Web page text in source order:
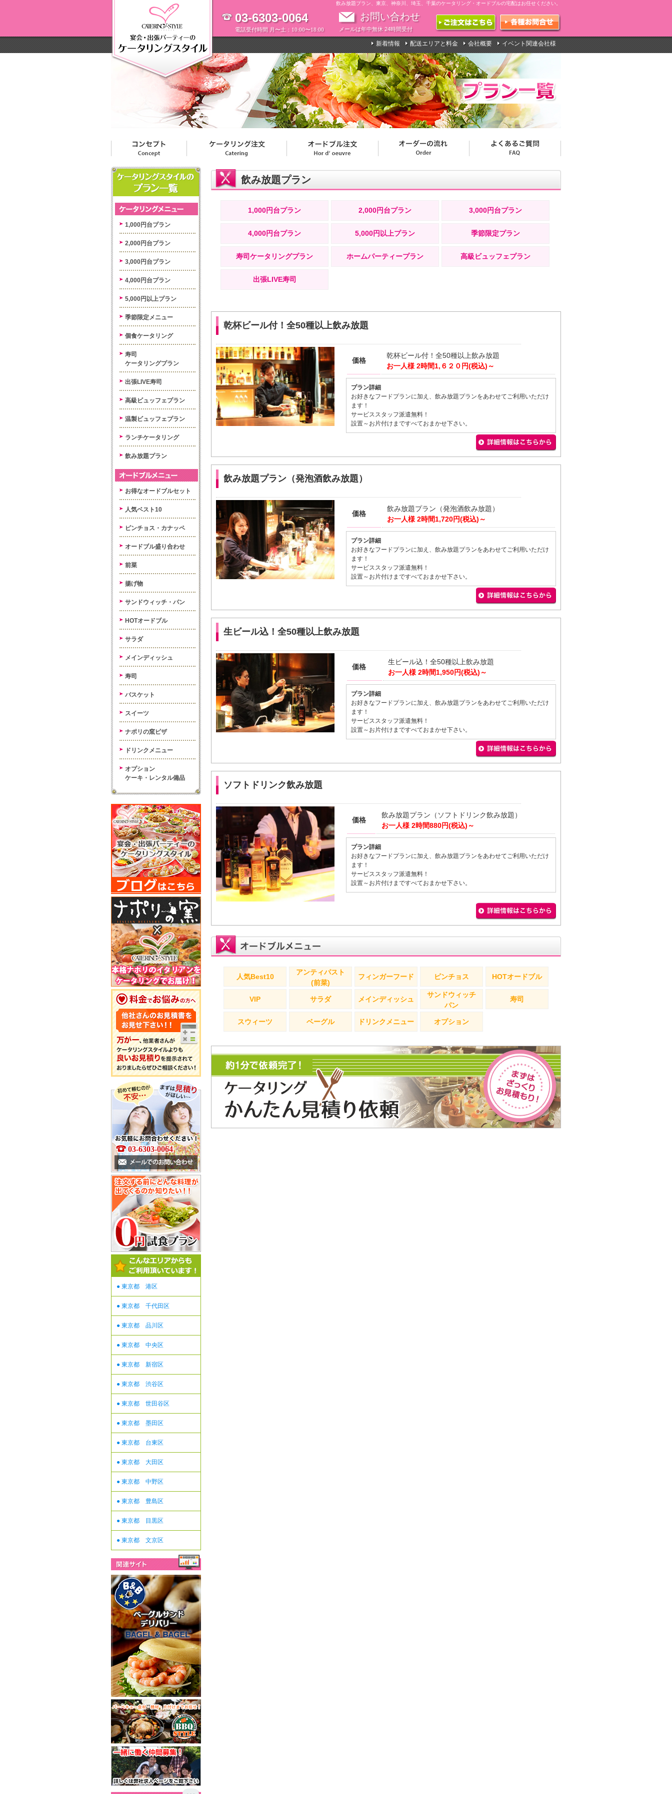
飲み放題プラン、東京、神奈川、埼玉、千葉のケータリング・オードブルの宅配はお任せください。
03-6303-0064
電話受付時間 月〜土：10:00〜18:00
お問い合わせ
メールは年中無休 24時間受付
新着情報 配送エリアと料金 会社概要 イベント関連会社様
1,000円台プラン
2,000円台プラン
3,000円台プラン
4,000円台プラン
5,000円以上プラン
季節限定メニュー
個食ケータリング
寿司
ケータリングプラン
出張LIVE寿司
高級ビュッフェプラン
温製ビュッフェプラン
ランチケータリング
飲み放題プラン
お得なオードブルセット
人気ベスト10
ピンチョス・カナッペ
オードブル盛り合わせ
前菜
揚げ物
サンドウィッチ・パン
HOTオードブル
サラダ
メインディッシュ
寿司
バスケット
スイーツ
ナポリの窯ピザ
ドリンクメニュー
オプション
ケーキ・レンタル備品
03-6303-0064
● 東京都 港区
● 東京都 千代田区
● 東京都 品川区
● 東京都 中央区
● 東京都 新宿区
● 東京都 渋谷区
● 東京都 世田谷区
● 東京都 墨田区
● 東京都 台東区
● 東京都 大田区
● 東京都 中野区
● 東京都 豊島区
● 東京都 目黒区
● 東京都 文京区
飲み放題プラン
1,000円台プラン 2,000円台プラン 3,000円台プラン
4,000円台プラン 5,000円以上プラン 季節限定プラン
寿司ケータリングプラン ホームパーティープラン 高級ビュッフェプラン
出張LIVE寿司
乾杯ビール付！全50種以上飲み放題
価格
乾杯ビール付！全50種以上飲み放題
お一人様 2時間1,６２０円(税込)～
プラン詳細
お好きなフードプランに加え、飲み放題プランをあわせてご利用いただけ
ます！
サービススタッフ派遣無料！
設置～お片付けまですべておまかせ下さい。
飲み放題プラン（発泡酒飲み放題）
価格
飲み放題プラン（発泡酒飲み放題）
お一人様 2時間1,720円(税込)～
プラン詳細
お好きなフードプランに加え、飲み放題プランをあわせてご利用いただけ
ます！
サービススタッフ派遣無料！
設置～お片付けまですべておまかせ下さい。
生ビール込！全50種以上飲み放題
価格
生ビール込！全50種以上飲み放題
お一人様 2時間1,950円(税込)～
プラン詳細
お好きなフードプランに加え、飲み放題プランをあわせてご利用いただけ
ます！
サービススタッフ派遣無料！
設置～お片付けまですべておまかせ下さい。
ソフトドリンク飲み放題
価格
飲み放題プラン（ソフトドリンク飲み放題）
お一人様 2時間880円(税込)～
プラン詳細
お好きなフードプランに加え、飲み放題プランをあわせてご利用いただけ
ます！
サービススタッフ派遣無料！
設置～お片付けまですべておまかせ下さい。
人気Best10
アンティパスト
(前菜)
フィンガーフード ピンチョス HOTオードブル
VIP サラダ メインディッシュ
サンドウィッチ
パン
寿司
スウィーツ ベーグル ドリンクメニュー オプション